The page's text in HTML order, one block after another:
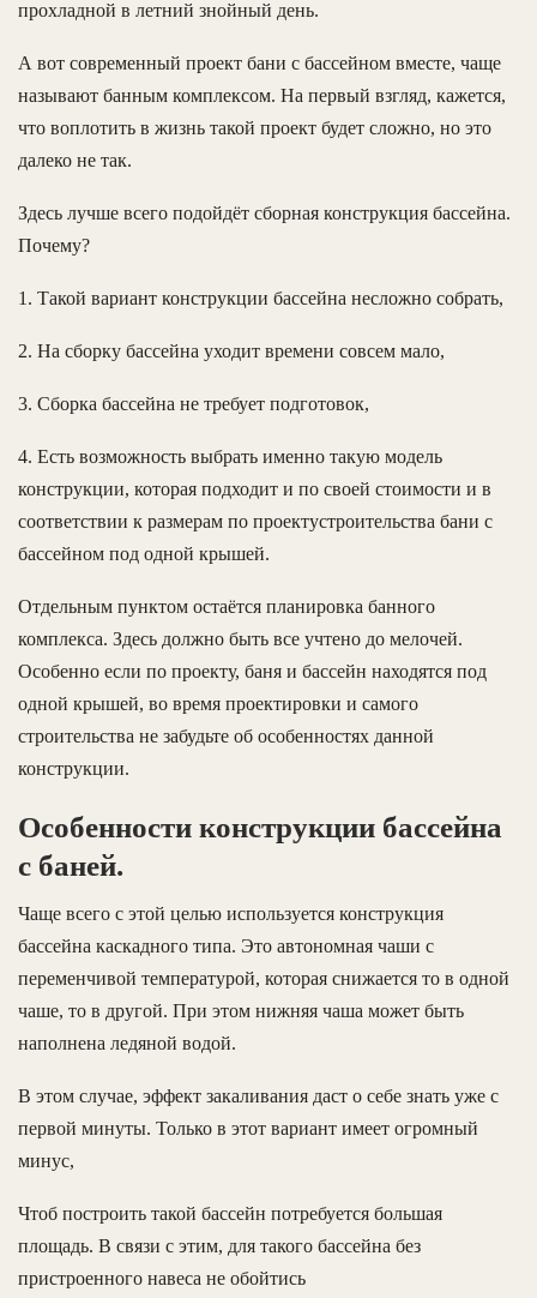
прохладной в летний знойный день.
А вот современный проект бани с бассейном вместе, чаще
называют банным комплексом. На первый взгляд, кажется,
что воплотить в жизнь такой проект будет сложно, но это
далеко не так.
Здесь лучше всего подойдёт сборная конструкция бассейна.
Почему?
1. Такой вариант конструкции бассейна несложно собрать,
2. На сборку бассейна уходит времени совсем мало,
3. Сборка бассейна не требует подготовок,
4. Есть возможность выбрать именно такую модель
конструкции, которая подходит и по своей стоимости и в
соответствии к размерам по проектустроительства бани с
бассейном под одной крышей.
Отдельным пунктом остаётся планировка банного
комплекса. Здесь должно быть все учтено до мелочей.
Особенно если по проекту, баня и бассейн находятся под
одной крышей, во время проектировки и самого
строительства не забудьте об особенностях данной
конструкции.
Особенности конструкции бассейна
с баней.
Чаще всего с этой целью используется конструкция
бассейна каскадного типа. Это автономная чаши с
переменчивой температурой, которая снижается то в одной
чаше, то в другой. При этом нижняя чаша может быть
наполнена ледяной водой.
В этом случае, эффект закаливания даст о себе знать уже с
первой минуты. Только в этот вариант имеет огромный
минус,
Чтоб построить такой бассейн потребуется большая
площадь. В связи с этим, для такого бассейна без
пристроенного навеса не обойтись